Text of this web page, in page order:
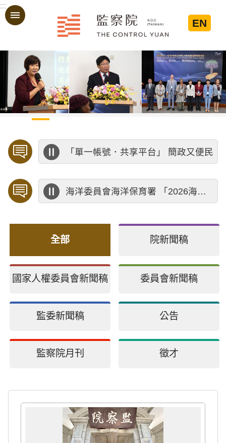
跳到主要內容區塊
:::
EN
「單一帳號．共享平台」 簡政又便民
海洋委員會海洋保育署 「2026海洋保育創意短影音競賽」活動
全部 院新聞稿
國家人權委員會新聞稿 委員會新聞稿
監委新聞稿 公告
監察院月刊 徵才